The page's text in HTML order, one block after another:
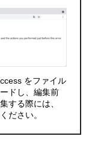
をファイル
ドし、編集前
する際には、
ださい。